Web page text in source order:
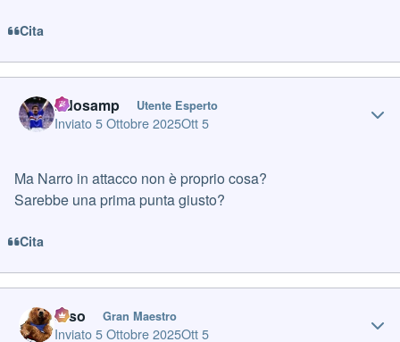
Cita
Edosamp Utente Esperto
Inviato5 Ottobre 2025Ott 5
Ma Narro in attacco non è proprio cosa?
Sarebbe una prima punta giusto?
Cita
orso Gran Maestro
Inviato5 Ottobre 2025Ott 5